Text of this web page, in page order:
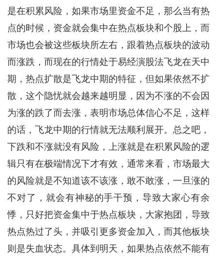
是在积累风险，如果市场里资金不足，那么当有热
点的时候，资金就会集中在热点板块和个股上，而
市场也会被这些板块所左右，跟着热点板块的波动
而涨跌，而现在的行情处于易经演股法飞龙在天中
期，热点扩散是飞龙中期的特征，但如果依然不扩
散，这个隐忧就会越来越明显，因为不涨的不会因
为涨的跌了而去涨，表明市场总体信心不足，这样
的话，飞龙中期的行情就无法顺利展开。总之吧，
下跌和不涨就没有风险，上涨就是在积累风险的逻
辑只有在极端情况下才有效，通常来看，市场最大
的风险就是不知道该不该涨，敢不敢涨，一旦涨的
不对了，就会有神秘的手干预，导致大家心有余
悸，只好把资金集中于热点板块，大家抱团，导致
热点热过了头，并吸引更多资金加入，而其他板块
则是失血状态。具体到明天，如果热点依然不能有